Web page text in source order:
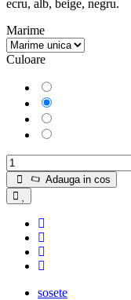
ecru, alb, beige, negru.
Marime
Culoare
Adauga in cos
sosete